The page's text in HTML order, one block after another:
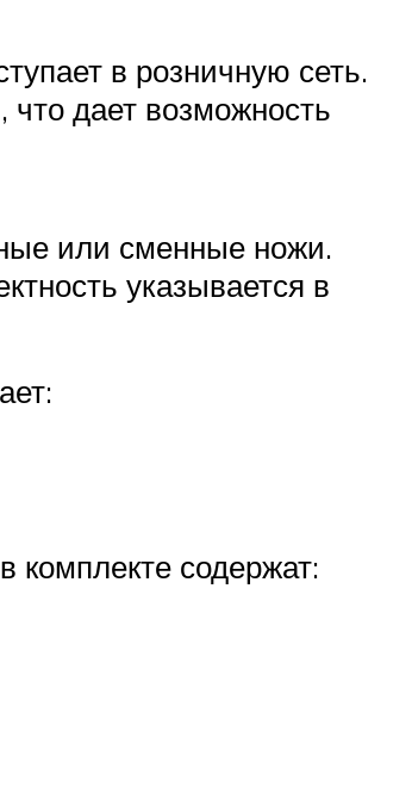
в розничную сеть.
дает возможность
или сменные ножи.
указывается в
содержат: